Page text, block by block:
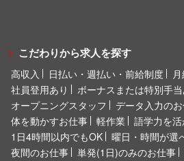
こだわりから求人を探す
高収入 日払い・週払い・前給制度
社員登用あり
ボーナスまたは特別手当
オープニングスタッフ
データ入力の
体を動かすお仕事
軽作業 語学力を活
1日4時間以内でもOK
曜日・時間が選
夜間のお仕事
単発(1日)のみのお仕事